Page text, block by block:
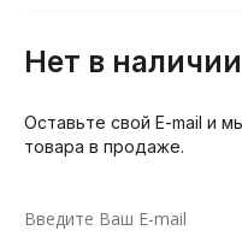
Нет в наличии
Оставьте свой E-mail и
товара в продаже.